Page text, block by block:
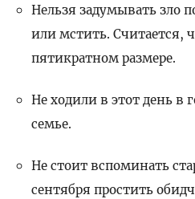
Нельзя задумывать зло
или мстить. Считается,
пятикратном размере.
Не ходили в этот день в
семье.
Не стоит вспоминать
сентября простить